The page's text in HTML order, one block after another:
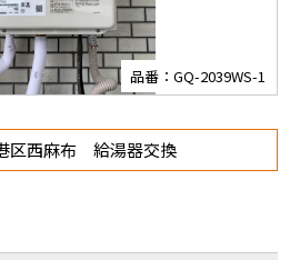
品番：GQ-2039WS-1
区西麻布 給湯器交換